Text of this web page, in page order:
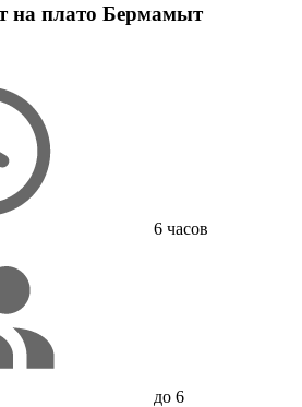
на плато Бермамыт
6 часов
до 6